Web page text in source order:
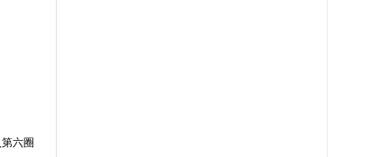
六圈